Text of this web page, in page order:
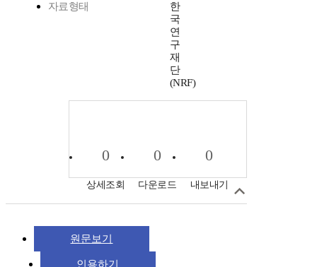
자료형태
한
국
연
구
재
단
(NRF)
0
상세조회
0
다운로드
0
내보내기
원문보기
인용하기